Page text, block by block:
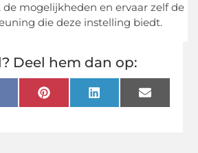
mogelijkheden en ervaar zelf de
die deze instelling biedt.
Deel hem dan op:
PinterestLinkedInEmail